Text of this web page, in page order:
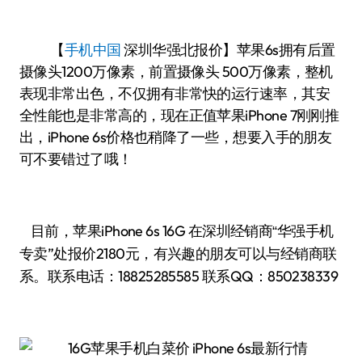
【手机中国深圳华强北报价】苹果6s拥有后置
摄像头1200万像素，前置摄像头 500万像素，整机
表现非常出色，不仅拥有非常快的运行速率，其安
全性能也是非常高的，现在正值苹果iPhone 7刚刚推
出，iPhone 6s价格也稍降了一些，想要入手的朋友
可不要错过了哦！
目前，苹果iPhone 6s 16G 在深圳经销商“华强手机
专卖”处报价2180元， 有兴趣的朋友可以与经销商联
系。联系电话：18825285585联系QQ：850238339